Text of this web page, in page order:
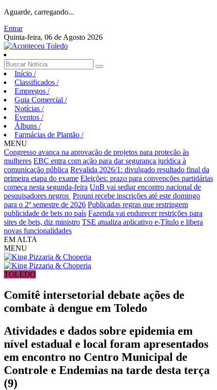
Aguarde, carregando...
Entrar
Quinta-feira, 06 de Agosto 2026
Início /
Classificados /
Empregos /
Guia Comercial /
Notícias /
Eventos /
Álbuns /
Farmácias de Plantão /
MENU
Congresso avança na aprovação de projetos para proteção às
mulheres EBC entra com ação para dar segurança jurídica à
comunicação pública Revalida 2026/1: divulgado resultado final da
primeira etapa do exame Eleições: prazo para convenções partidárias
começa nesta segunda-feira UnB vai sediar encontro nacional de
pesquisadores negros Prouni recebe inscrições até este domingo
para o 2º semestre de 2026 Publicadas regras que restringem
publicidade de bets no país Fazenda vai endurecer restrições para
sites de bets, diz ministro TSE atualiza aplicativo e-Título e libera
novas funcionalidades
EM ALTA
MENU
TOLEDO
Comitê intersetorial debate ações de
combate à dengue em Toledo
Atividades e dados sobre epidemia em
nível estadual e local foram apresentados
em encontro no Centro Municipal de
Controle e Endemias na tarde desta terça
(9)